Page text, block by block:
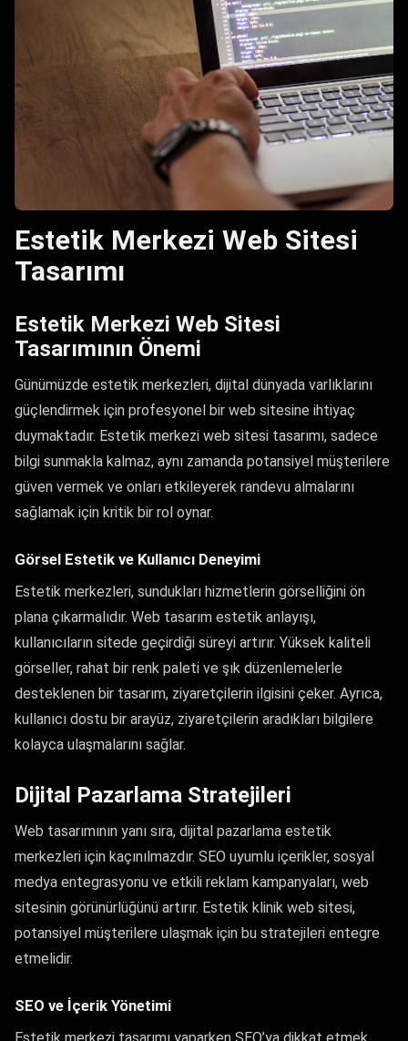
Estetik Merkezi Web Sitesi
Tasarımı
Estetik Merkezi Web Sitesi
Tasarımının Önemi
Günümüzde estetik merkezleri, dijital dünyada varlıklarını
güçlendirmek için profesyonel bir web sitesine ihtiyaç
duymaktadır. Estetik merkezi web sitesi tasarımı, sadece
bilgi sunmakla kalmaz, aynı zamanda potansiyel müşterilere
güven vermek ve onları etkileyerek randevu almalarını
sağlamak için kritik bir rol oynar.
Görsel Estetik ve Kullanıcı Deneyimi
Estetik merkezleri, sundukları hizmetlerin görselliğini ön
plana çıkarmalıdır. Web tasarım estetik anlayışı,
kullanıcıların sitede geçirdiği süreyi artırır. Yüksek kaliteli
görseller, rahat bir renk paleti ve şık düzenlemelerle
desteklenen bir tasarım, ziyaretçilerin ilgisini çeker. Ayrıca,
kullanıcı dostu bir arayüz, ziyaretçilerin aradıkları bilgilere
kolayca ulaşmalarını sağlar.
Dijital Pazarlama Stratejileri
Web tasarımının yanı sıra, dijital pazarlama estetik
merkezleri için kaçınılmazdır. SEO uyumlu içerikler, sosyal
medya entegrasyonu ve etkili reklam kampanyaları, web
sitesinin görünürlüğünü artırır. Estetik klinik web sitesi,
potansiyel müşterilere ulaşmak için bu stratejileri entegre
etmelidir.
SEO ve İçerik Yönetimi